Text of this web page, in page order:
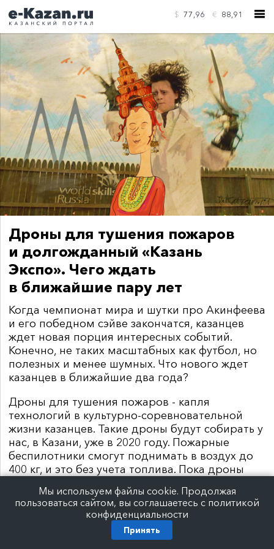
$ 77,96 € 88,91
КОНТАКТЫ
Дроны для тушения пожаров
и долгожданный «Казань
Экспо». Чего ждать
в ближайшие пару лет
Когда чемпионат мира и шутки про Акинфеева
и его победном сэйве закончатся, казанцев
ждет новая порция интересных событий.
Конечно, не таких масштабных как футбол, но
полезных и менее шумных. Что нового ждет
казанцев в ближайшие два года?
Дроны для тушения пожаров - капля
технологий в культурно-соревновательной
жизни казанцев. Такие дроны будут собирать у
нас, в Казани, уже в 2020 году. Пожарные
беспилотники смогут поднимать в воздух до
400 кг, и это без учета топлива. Пока дроны
очень кстати: до 4 июля в Казанивысокий риск
пожаров в лесах.
Еще пара событий связана со старинными
Мы используем файлы cookie. Продолжая
пользоваться сайтом, вы соглашаетесь с политикой
конфиденциальности
Принять